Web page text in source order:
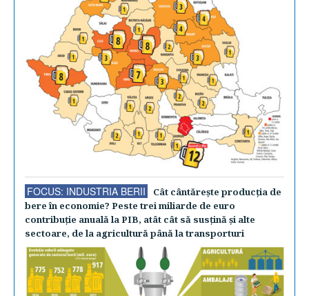
FOCUS: INDUSTRIA BERII
Cât cântăreşte producţia de
bere în economie? Peste trei miliarde de euro
contribuţie anuală la PIB, atât cât să susţină şi alte
sectoare, de la agricultură până la transporturi